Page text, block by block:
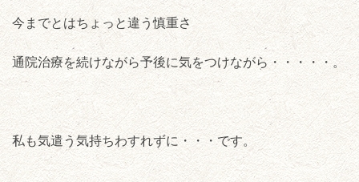
今までとはちょっと違う慎重さ
通院治療を続けながら予後に気をつけながら・・・・・。
私も気遣う気持ちわすれずに・・・です。